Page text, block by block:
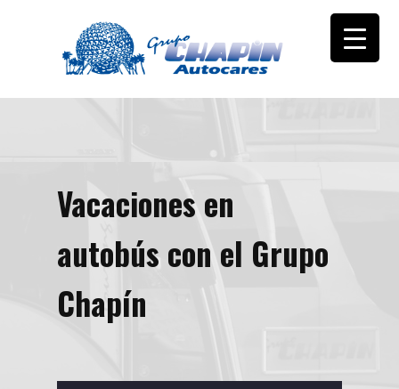
Vacaciones en
autobús con el Grupo
Chapín